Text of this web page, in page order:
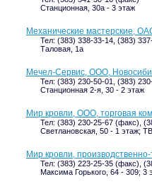
Станционная, 30а - 3 этаж
Механические мастерские,
Тел: (383) 338-33-14, (383)
Таловая, 1а
Мечел-Сервис, ООО,
Тел: (383) 230-50-01, (383)
Станционная 2-я, 30 - 2 этаж
Мир кровли, ООО, торговая
Тел: (383) 230-25-67 (факс),
Светлановская, 50 - 1 этаж;
Мир кровли,
Тел: (383) 223-25-35 (факс),
Максима Горького, 64 - 309; 3